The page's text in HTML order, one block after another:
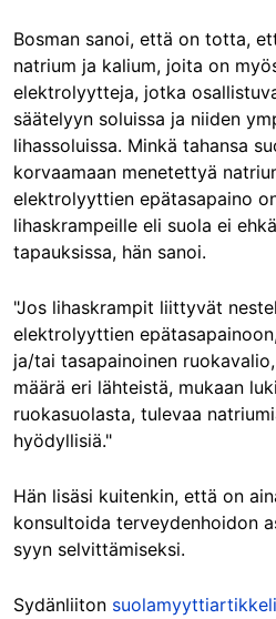
Bosman sanoi, että on totta,
natrium ja kalium, joita on
elektrolyytteja, jotka
säätelyyn soluissa ja niiden
lihassoluissa. Minkä tahansa
korvaamaan menetettyä
elektrolyyttien epätasapaino
lihaskrampeille eli suola ei
tapauksissa, hän sanoi.
"Jos lihaskrampit liittyvät
elektrolyyttien
ja/tai tasapainoinen
määrä eri lähteistä, mukaan
ruokasuolasta, tulevaa
hyödyllisiä."
Hän lisäsi kuitenkin, että on
konsultoida terveydenhoidon
syyn selvittämiseksi.
Sydänliiton